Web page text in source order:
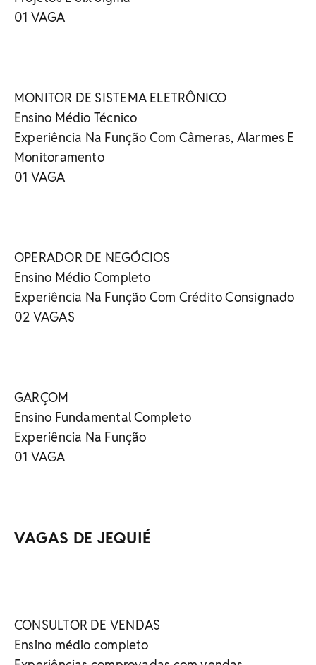
01 VAGA
MONITOR DE SISTEMA ELETRÔNICO
Ensino Médio Técnico
Experiência Na Função Com Câmeras, Alarmes E
Monitoramento
01 VAGA
OPERADOR DE NEGÓCIOS
Ensino Médio Completo
Experiência Na Função Com Crédito Consignado
02 VAGAS
GARÇOM
Ensino Fundamental Completo
Experiência Na Função
01 VAGA
VAGAS DE JEQUIÉ
CONSULTOR DE VENDAS
Ensino médio completo